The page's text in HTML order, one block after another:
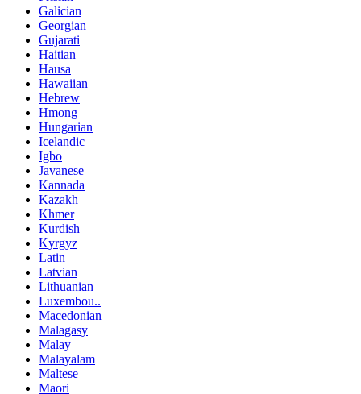
Galician
Georgian
Gujarati
Haitian
Hausa
Hawaiian
Hebrew
Hmong
Hungarian
Icelandic
Igbo
Javanese
Kannada
Kazakh
Khmer
Kurdish
Kyrgyz
Latin
Latvian
Lithuanian
Luxembou..
Macedonian
Malagasy
Malay
Malayalam
Maltese
Maori